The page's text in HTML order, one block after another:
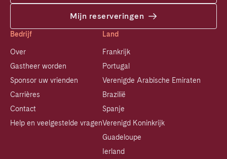
Mijn reserveringen
Bedrijf
Over
Gastheer worden
Sponsor uw vrienden
Carrières
Contact
Help en veelgestelde vragen
Land
Frankrijk
Portugal
Verenigde Arabische Emiraten
Brazilië
Spanje
Verenigd Koninkrijk
Guadeloupe
Ierland